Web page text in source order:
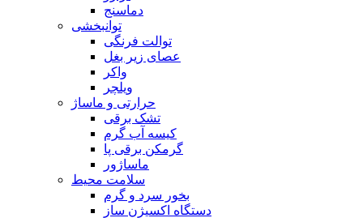
دماسنج
توانبخشی
توالت فرنگی
عصای زیر بغل
واکر
ویلچر
حرارتی و ماساژ
تشک برقی
کیسه آب گرم
گرمکن برقی پا
ماساژور
سلامت محیط
بخور سرد و گرم
دستگاه اکسیژن ساز